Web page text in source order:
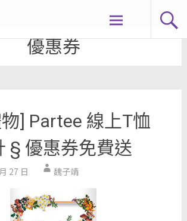
優惠券
] Partee 線上T恤
§ 優惠券免費送
27 日 魏子靖